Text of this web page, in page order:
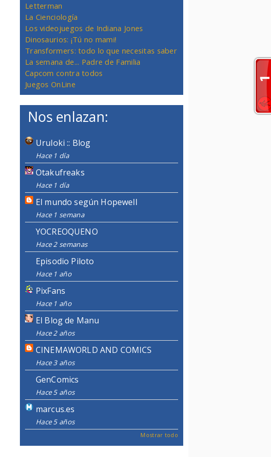
Letterman
La Cienciología
Los videojuegos de Indiana Jones
Dinosaurios: ¡Tú no mami!
Transformers: todo lo que necesitas saber
La semana de... Padre de Familia
Capcom contra todos
Juegos OnLine
Nos enlazan:
Uruloki :: Blog
Hace 1 día
Otakufreaks
Hace 1 día
El mundo según Hopewell
Hace 1 semana
YOCREOQUENO
Hace 2 semanas
Episodio Piloto
Hace 1 año
PixFans
Hace 1 año
El Blog de Manu
Hace 2 años
CINEMAWORLD AND COMICS
Hace 3 años
GenComics
Hace 5 años
marcus.es
Hace 5 años
Mostrar todo